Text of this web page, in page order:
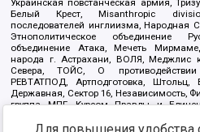
Белый Крест, Misanthropic
последователей инглиизма, Народная
Этнополитическое объединение
объединение Атака, Мечеть
народа г. Астрахани, ВОЛЯ, Меджлис
Севера, ТОЙС, О противодействии
РЕВТАТПОД, Артподготовка,
Державная, Сектор 16, Независимость,
группа МПГ, Курсом Правды и
Благотворительный пансионат Ак